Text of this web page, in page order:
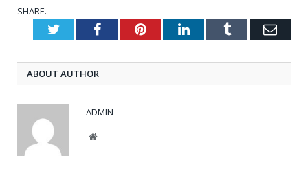
SHARE.
TwitterFacebookPinterestLinkedInTumblr
ABOUT AUTHOR
ADMIN
Website